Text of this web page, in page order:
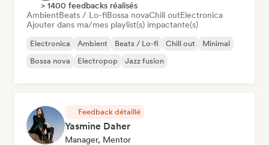
> 1400 feedbacks réalisés
AmbientBeats / Lo-fiBossa novaChill outElectronica
Ajouter dans ma/mes playlist(s) impactante(s)
Electronica Ambient Beats / Lo-fi Chill out
Minimal
Bossa nova
Electropop Jazz fusion
Feedback détaillé
Yasmine Daher
Manager, Mentor